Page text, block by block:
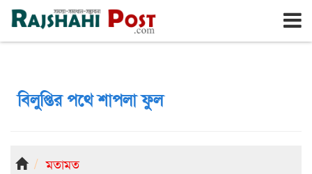
রাজশাহী রবিবার, ৯ই আগস্ট ২০২৬, ২৬শে শ্রাবণ ১৪৩৩
বিলুপ্তির পথে শাপলা ফুল
মতামত